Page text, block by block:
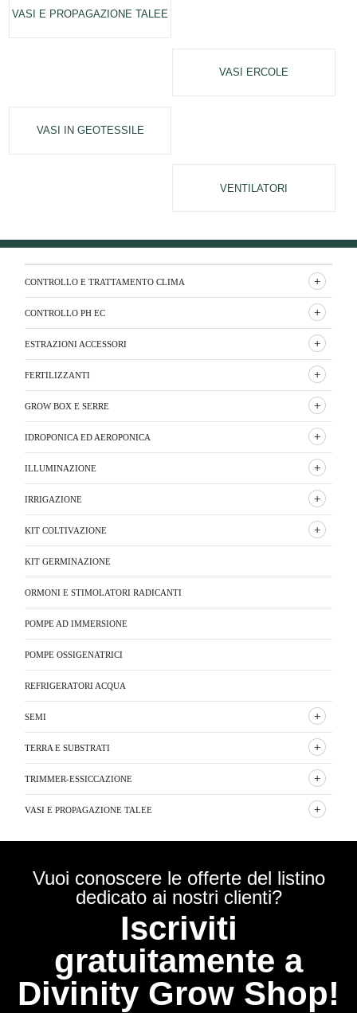
VASI E PROPAGAZIONE TALEE
VASI ERCOLE
VASI IN GEOTESSILE
VENTILATORI
CONTROLLO E TRATTAMENTO CLIMA
CONTROLLO PH EC
ESTRAZIONI ACCESSORI
FERTILIZZANTI
GROW BOX E SERRE
IDROPONICA ED AEROPONICA
ILLUMINAZIONE
IRRIGAZIONE
KIT COLTIVAZIONE
KIT GERMINAZIONE
ORMONI E STIMOLATORI RADICANTI
POMPE AD IMMERSIONE
POMPE OSSIGENATRICI
REFRIGERATORI ACQUA
SEMI
TERRA E SUBSTRATI
TRIMMER-ESSICCAZIONE
VASI E PROPAGAZIONE TALEE
Vuoi conoscere le offerte del listino
dedicato ai nostri clienti?
Iscriviti
gratuitamente a
Divinity Grow Shop!